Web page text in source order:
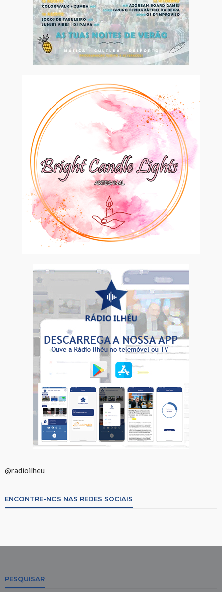
@radioilheu
ENCONTRE-NOS NAS REDES SOCIAIS
PESQUISAR